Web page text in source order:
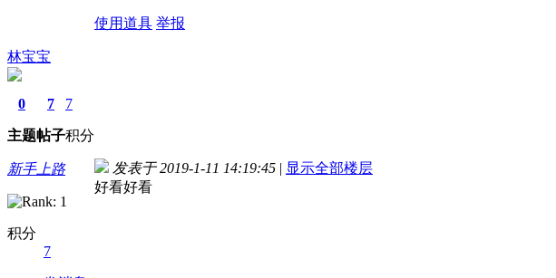
使用道具 举报
林宝宝
0
主题
7
帖子
7
积分
新手上路
积分
7
发表于 2019-1-11 14:19:45 | 显示全部楼层
好看好看